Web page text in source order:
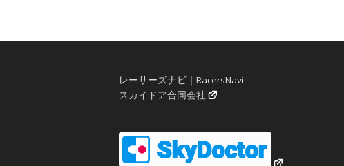
レーサーズナビ｜RacersNavi
スカイドア合同会社